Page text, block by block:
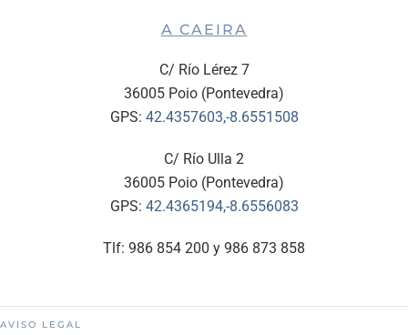
A CAEIRA
C/ Río Lérez 7
36005 Poio (Pontevedra)
GPS: 42.4357603,-8.6551508
C/ Río Ulla 2
36005 Poio (Pontevedra)
GPS: 42.4365194,-8.6556083
Tlf: 986 854 200 y 986 873 858
AVISO LEGAL